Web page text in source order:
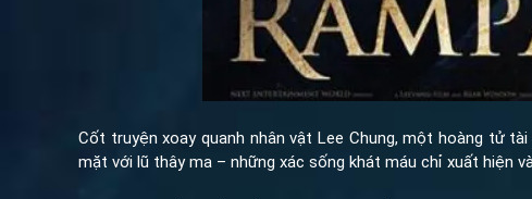
Cốt truyện xoay quanh nhân vật Lee Chung, một hoàng tử
mặt với lũ thây ma – những xác sống khát máu chỉ xuất hiện